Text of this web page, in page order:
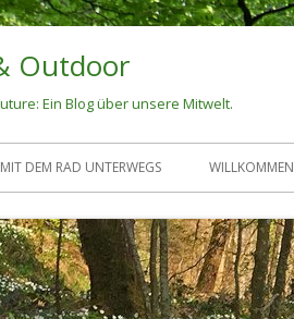
Outdoor
Ein Blog über unsere Mitwelt.
MIT DEM RAD UNTERWEGS WILLKOMMEN